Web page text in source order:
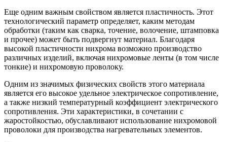
Еще одним важным свойством является пластичность. Этот
технологический параметр определяет, каким методам
обработки (таким как сварка, точение, волочение, штамповка
и прочее) может быть подвергнут материал. Благодаря
высокой пластичности нихрома возможно производство
различных изделий, включая нихромовые ленты (в том числе
тонкие) и нихромовую проволоку.
Одним из значимых физических свойств этого материала
является его высокое удельное электрическое сопротивление,
а также низкий температурный коэффициент электрического
сопротивления. Эти характеристики, в сочетании с
жаростойкостью, обуславливают использование нихромовой
проволоки для производства нагревательных элементов.